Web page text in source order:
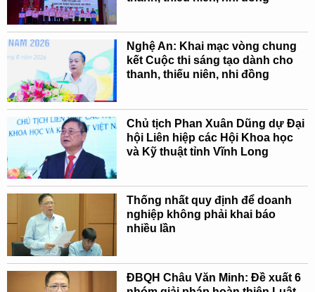
Nghệ An: Khai mạc vòng chung
kết Cuộc thi sáng tạo dành cho
thanh, thiếu niên, nhi đồng
Chủ tịch Phan Xuân Dũng dự Đại
hội Liên hiệp các Hội Khoa học
và Kỹ thuật tỉnh Vĩnh Long
Thống nhất quy định để doanh
nghiệp không phải khai báo
nhiều lần
ĐBQH Châu Văn Minh: Đề xuất 6